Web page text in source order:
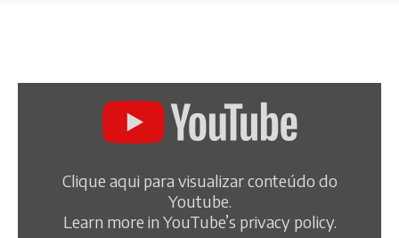
Clique aqui para visualizar conteúdo do
Youtube.
Learn more in YouTube’s privacy policy.